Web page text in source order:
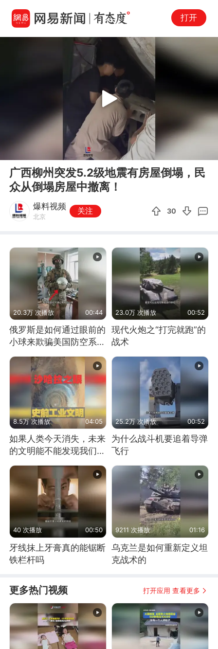
打开
Play
广西柳州突发5.2级地震有房屋倒塌，民
众从倒塌房屋中撤离！
爆料视频
北京
关注 30
20.3万 次播放 00:44
俄罗斯是如何通过眼前的
小球来欺骗美国防空系统
的
23.0万 次播放 00:52
现代火炮之“打完就跑”的
战术
8.5万 次播放 04:05
如果人类今天消失，未来
的文明能不能发现我们存
25.2万 次播放 00:52
为什么战斗机要追着导弹
飞行
40 次播放 00:50
牙线抹上牙膏真的能锯断
铁栏杆吗
9211 次播放 01:16
乌克兰是如何重新定义坦
克战术的
更多热门视频 打开应用 查看更多